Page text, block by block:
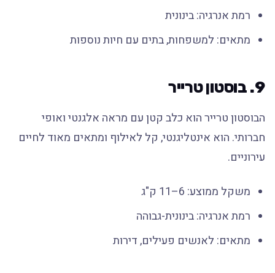
רמת אנרגיה: בינונית
מתאים: למשפחות, בתים עם חיות נוספות
9. בוסטון טרייר
הבוסטון טרייר הוא כלב קטן עם מראה אלגנטי ואופי
חברותי. הוא אינטליגנטי, קל לאילוף ומתאים מאוד לחיים
עירוניים.
משקל ממוצע: 6–11 ק"ג
רמת אנרגיה: בינונית-גבוהה
מתאים: לאנשים פעילים, דירות